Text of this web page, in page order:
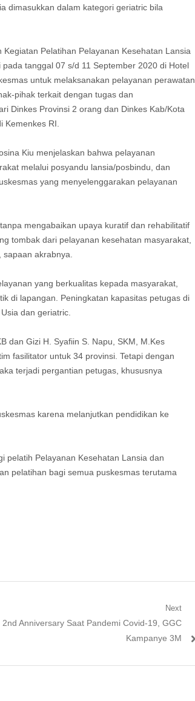
dimasukkan dalam kategori geriatric bila
Pelatihan Pelayanan Kesehatan Lansia
tanggal 07 s/d 11 September 2020 di Hotel
untuk melaksanakan pelayanan perawatan
pihak terkait dengan tugas dan
Dinkes Provinsi 2 orang dan Dinkes Kab/Kota
RI.
Kiu menjelaskan bahwa pelayanan
melalui posyandu lansia/posbindu, dan
yang menyelenggarakan pelayanan
mengabaikan upaya kuratif dan rehabilitatif
tombak dari pelayanan kesehatan masyarakat,
akrabnya.
yang berkualitas kepada masyarakat,
di lapangan. Peningkatan kapasitas petugas di
dan geriatric.
dan Gizi H. Syafiin S. Napu, SKM, M.Kes
fasilitator untuk 34 provinsi. Tetapi dengan
terjadi pergantian petugas, khususnya
karena melanjutkan pendidikan ke
pelatih Pelayanan Kesehatan Lansia dan
pelatihan bagi semua puskesmas terutama
Next
2nd Anniversary Saat Pandemi Covid-19, GGC
Kampanye 3M